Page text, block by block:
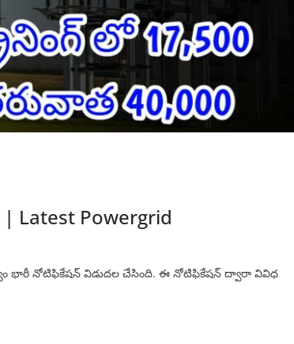
Powergrid
భారీ నోటిఫికేషన్ విడుదల చేసింది. ఈ నోటిఫికేషన్ ద్వారా వివిధ